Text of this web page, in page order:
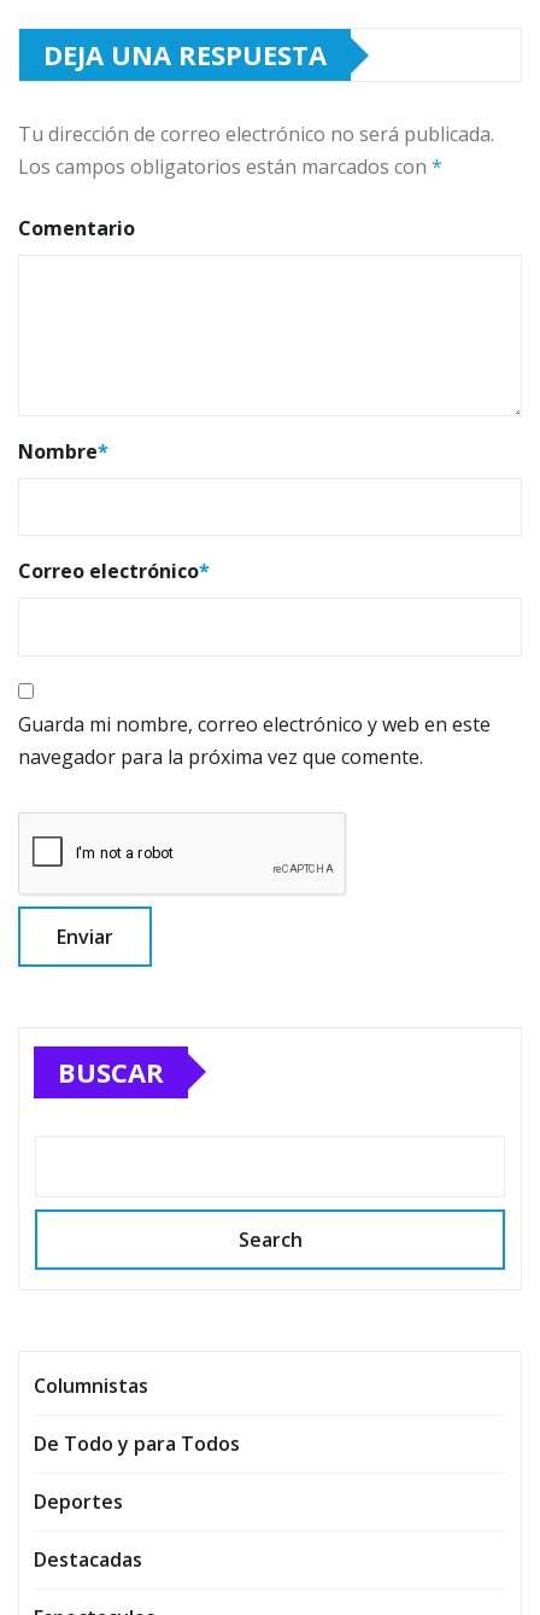
DEJA UNA RESPUESTA
Tu dirección de correo electrónico no será publicada.
Los campos obligatorios están marcados con *
Comentario
Nombre*
Correo electrónico*
Guarda mi nombre, correo electrónico y web en este
navegador para la próxima vez que comente.
BUSCAR
Search
Columnistas
De Todo y para Todos
Deportes
Destacadas